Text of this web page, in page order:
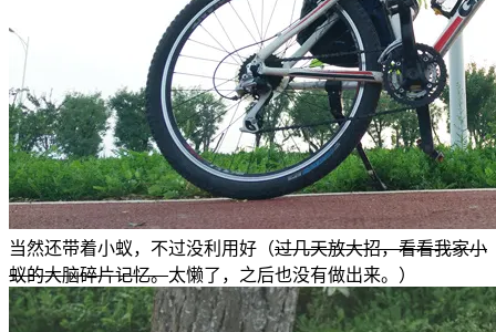
当然还带着小蚁，不过没利用好（过几天放大招，看看我家小
蚁的大脑碎片记忆。太懒了，之后也没有做出来。）